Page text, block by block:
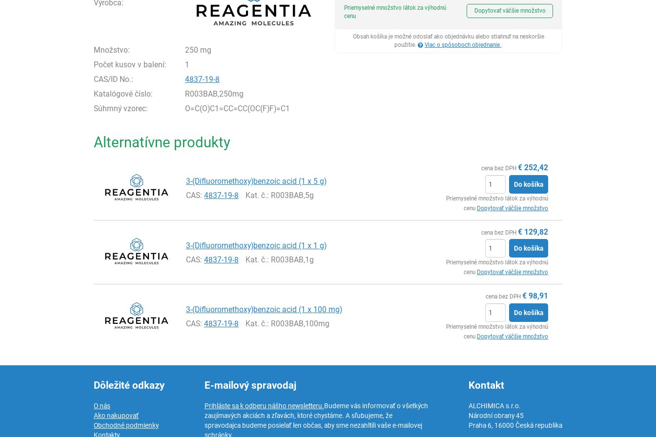
Výrobca:
Množstvo:
250 mg
Počet kusov v balení:
1
CAS/ID No.:
4837-19-8
Katalógové číslo:
R003BAB,250mg
Súhrnný vzorec:
O=C(O)C1=CC=CC(OC(F)F)=C1
Ks
Priemyselné množstvo látok za výhodnú
cenu
Dopytovať väčšie množstvo
Obsah košíka je možné odoslať ako objednávku alebo stiahnuť na neskoršie
použitie.
Viac o spôsoboch objednanie .
Alternatívne produkty
3-(Difluoromethoxy)benzoic acid (1 x 5 g)
CAS:4837-19-8 Kat. č.: R003BAB,5g
cena bez DPH € 252,42
Do košíka
Priemyselné množstvo látok za výhodnú
cenu Dopytovať väčšie množstvo
3-(Difluoromethoxy)benzoic acid (1 x 1 g)
CAS:4837-19-8 Kat. č.: R003BAB,1g
cena bez DPH € 129,82
Do košíka
Priemyselné množstvo látok za výhodnú
cenu Dopytovať väčšie množstvo
3-(Difluoromethoxy)benzoic acid (1 x 100 mg)
CAS:4837-19-8 Kat. č.: R003BAB,100mg
cena bez DPH € 98,91
Do košíka
Priemyselné množstvo látok za výhodnú
cenu Dopytovať väčšie množstvo
Dôležité odkazy
O nás
Ako nakupovať
Obchodné podmienky
Kontakty
E-mailový spravodaj
Prihláste sa k odberu nášho newsletteru.Budeme vás informovať o všetkých
zaujímavých akciách a zľavách, ktoré chystáme. A sľubujeme, že
spravodajca budeme posielať len občas, aby sme nezahltili vaše e-mailovej
schránky.
Kontakt
ALCHIMICA s.r.o.
Národní obrany 45
Praha 6, 16000 Česká republika